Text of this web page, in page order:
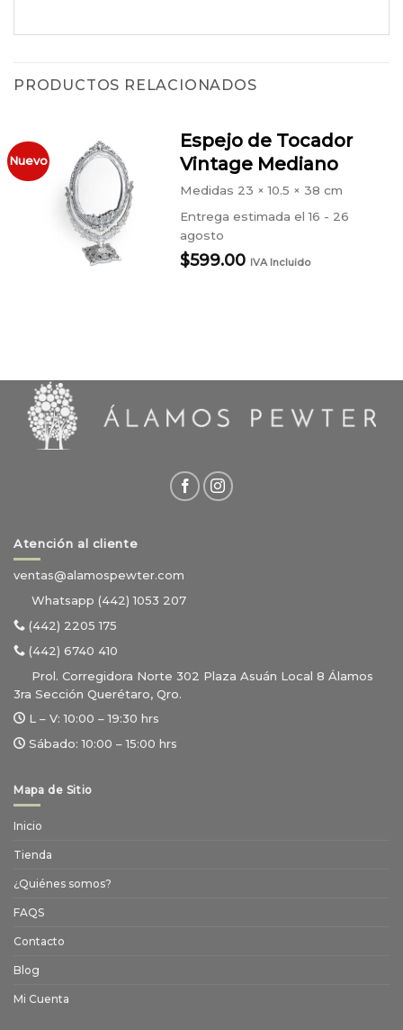
PRODUCTOS RELACIONADOS
Nuevo
Espejo de Tocador
Vintage Mediano
Medidas 23 × 10.5 × 38 cm
Entrega estimada el 16 - 26
agosto
$599.00 IVA Incluido
Atención al cliente
ventas@alamospewter.com
Whatsapp (442) 1053 207
(442) 2205 175
(442) 6740 410
Prol. Corregidora Norte 302 Plaza Asuán Local 8 Álamos
3ra Sección Querétaro, Qro.
L – V: 10:00 – 19:30 hrs
Sábado: 10:00 – 15:00 hrs
Mapa de Sitio
Inicio
Tienda
¿Quiénes somos?
FAQS
Contacto
Blog
Mi Cuenta